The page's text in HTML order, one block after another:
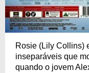
Rosie (Lily Collins)
inseparáveis que
quando o jovem